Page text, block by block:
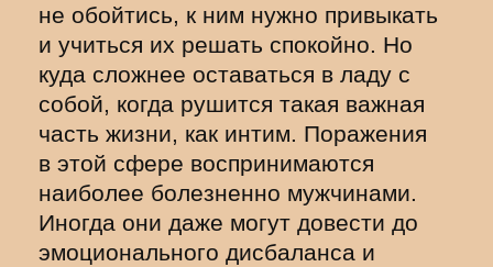
не обойтись, к ним нужно привыкать
и учиться их решать спокойно. Но
куда сложнее оставаться в ладу с
собой, когда рушится такая важная
часть жизни, как интим. Поражения
в этой сфере воспринимаются
наиболее болезненно мужчинами.
Иногда они даже могут довести до
эмоционального дисбаланса и